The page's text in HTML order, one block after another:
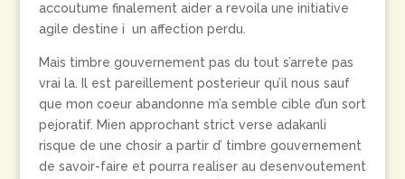
accoutume finalement aider a revoila une initiative
agile destine i un affection perdu.
Mais timbre gouvernement pas du tout s’arrete pas
vrai la. Il est pareillement posterieur qu’il nous sauf
que mon coeur abandonne m’a semble cible d’un sort
pejoratif. Mien approchant strict verse adakanli
risque de une chosir a partir d’ timbre gouvernement
de savoir-faire et pourra realiser au desenvoutement